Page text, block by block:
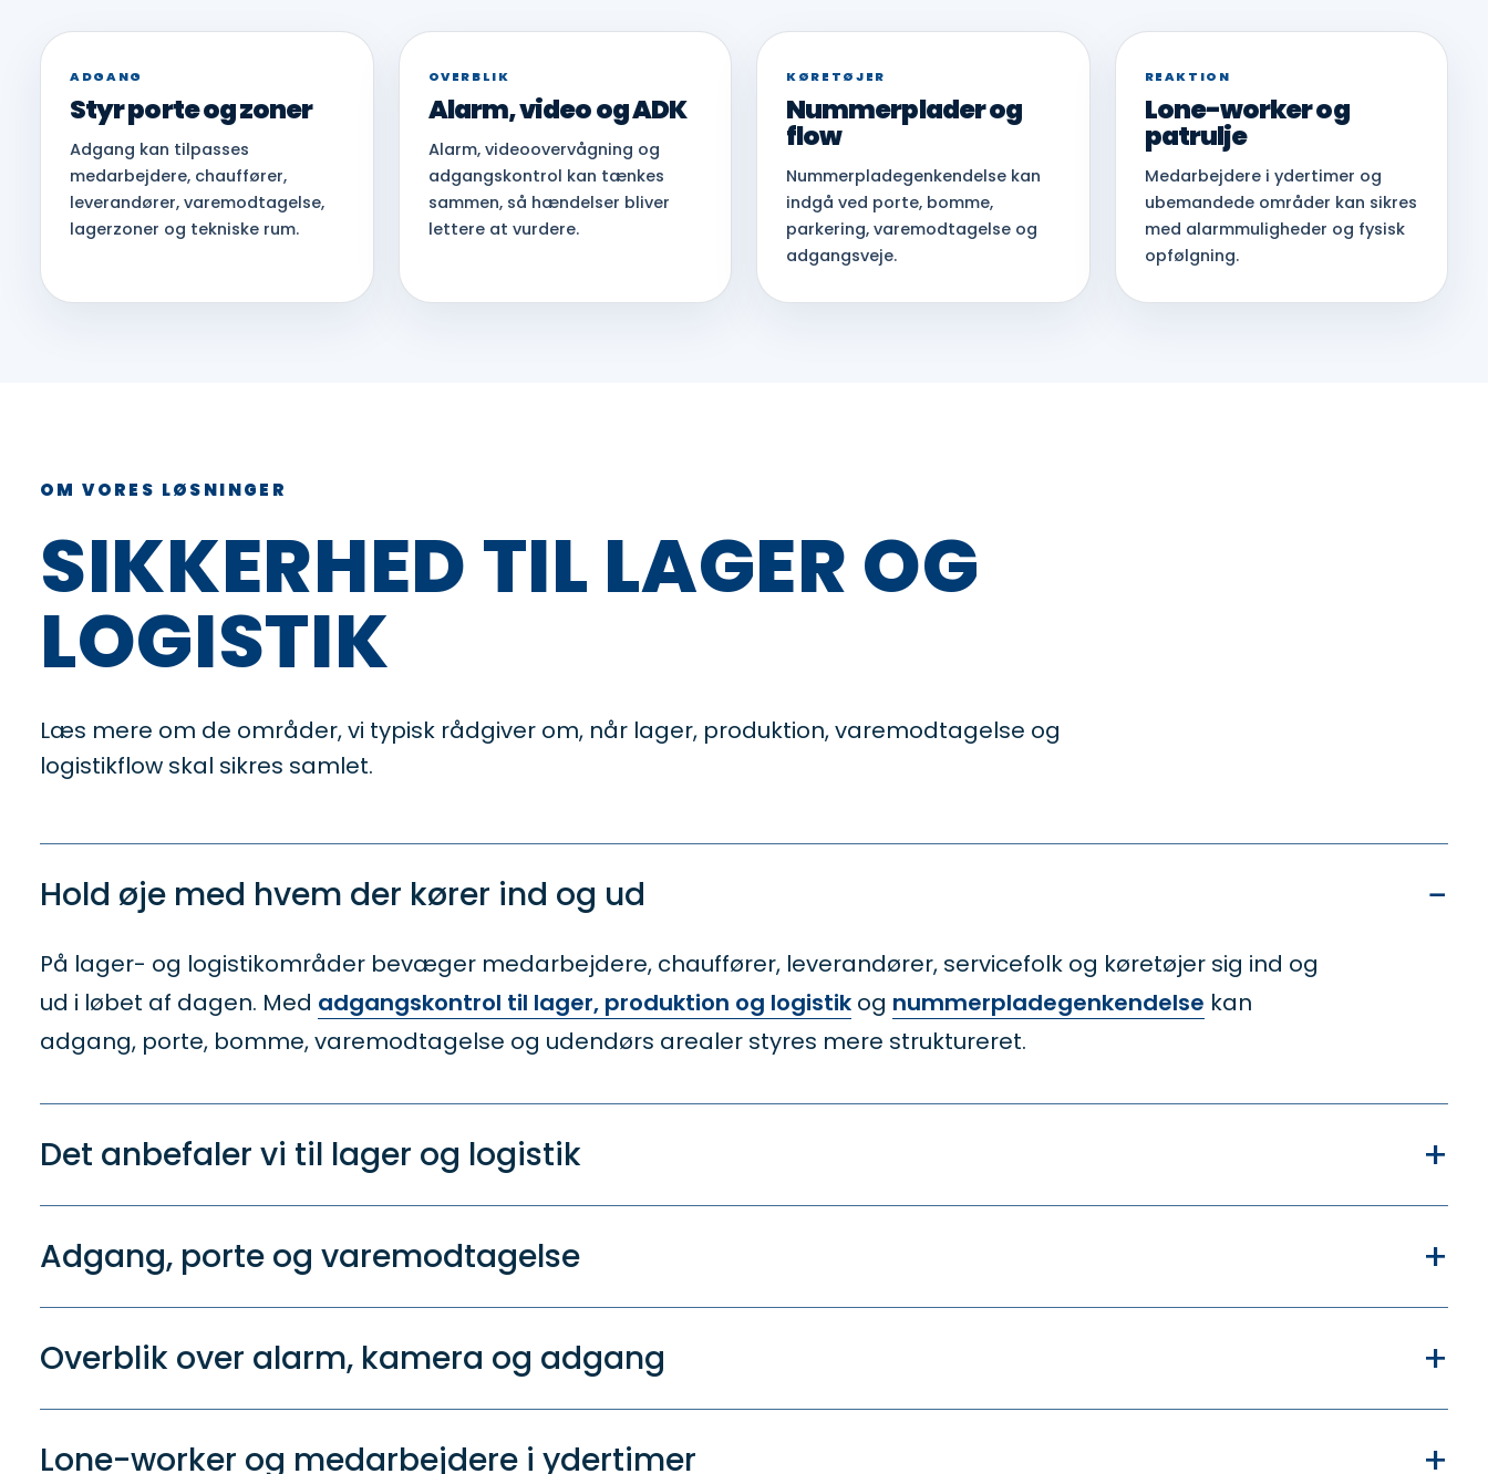
ADGANG
Styr porte og zoner
Adgang kan tilpasses
medarbejdere, chauffører,
leverandører, varemodtagelse,
lagerzoner og tekniske rum.
OVERBLIK
Alarm, video og ADK
Alarm, videoovervågning og
adgangskontrol kan tænkes
sammen, så hændelser bliver
lettere at vurdere.
KØRETØJER
Nummerplader og
flow
Nummerpladegenkendelse kan
indgå ved porte, bomme,
parkering, varemodtagelse og
adgangsveje.
REAKTION
Lone-worker og
patrulje
Medarbejdere i ydertimer og
ubemandede områder kan sikres
med alarmmuligheder og fysisk
opfølgning.
OM VORES LØSNINGER
SIKKERHED TIL LAGER OG
LOGISTIK
Læs mere om de områder, vi typisk rådgiver om, når lager, produktion, varemodtagelse og
logistikflow skal sikres samlet.
Hold øje med hvem der kører ind og ud −
På lager- og logistikområder bevæger medarbejdere, chauffører, leverandører, servicefolk og køretøjer sig ind og
ud i løbet af dagen. Med adgangskontrol til lager, produktion og logistik og nummerpladegenkendelse kan
adgang, porte, bomme, varemodtagelse og udendørs arealer styres mere struktureret.
Det anbefaler vi til lager og logistik +
Adgang, porte og varemodtagelse +
Overblik over alarm, kamera og adgang +
Lone-worker og medarbejdere i ydertimer +